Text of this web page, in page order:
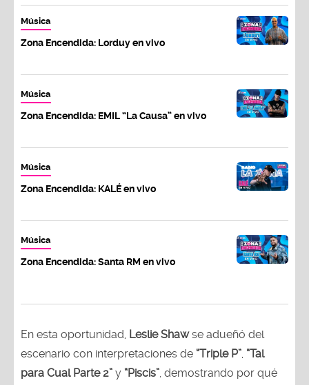
Música
Zona Encendida: Lorduy en vivo
Música
Zona Encendida: EMIL “La Causa” en vivo
Música
Zona Encendida: KALÉ en vivo
Música
Zona Encendida: Santa RM en vivo
En esta oportunidad, Leslie Shawse adueñó del
escenario con interpretaciones de “Triple P”, “Tal
para Cual Parte 2” y “Piscis”, demostrando por qué